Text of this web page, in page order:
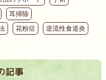
耳掃除
花粉症
逆流性食道炎
記事